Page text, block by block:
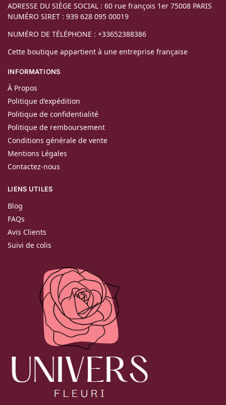
ADRESSE DU SIÈGE SOCIAL : 60 rue françois 1er 75008 PARIS
NUMÉRO SIRET : 939 628 095 00019
NUMÉRO DE TÉLÉPHONE : +33652388386
Cette boutique appartient à une entreprise française
INFORMATIONS
À Propos
Politique d’expédition
Politique de confidentialité
Politique de remboursement
Conditions générale de vente
Mentions Légales
Contactez-nous
LIENS UTILES
Blog
FAQs
Avis Clients
Suivi de colis